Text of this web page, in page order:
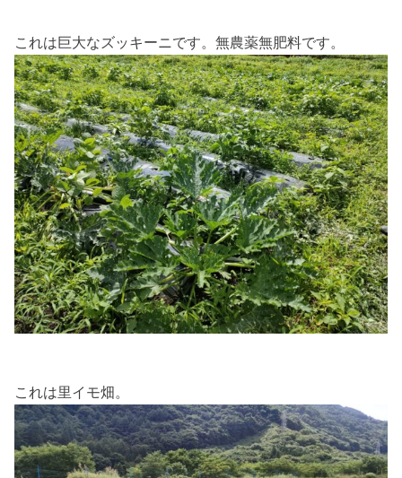
これは巨大なズッキーニです。無農薬無肥料です。
これは里イモ畑。